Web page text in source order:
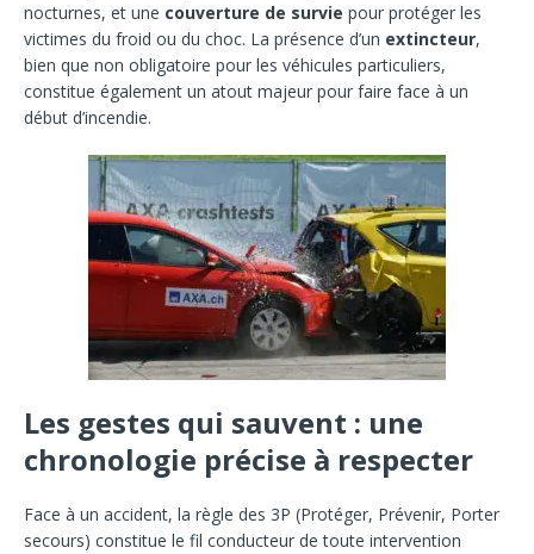
nocturnes, et une couverture de survie pour protéger les
victimes du froid ou du choc. La présence d’un extincteur,
bien que non obligatoire pour les véhicules particuliers,
constitue également un atout majeur pour faire face à un
début d’incendie.
Les gestes qui sauvent : une
chronologie précise à respecter
Face à un accident, la règle des 3P (Protéger, Prévenir, Porter
secours) constitue le fil conducteur de toute intervention